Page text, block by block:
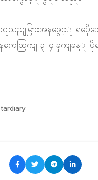
ျသညျမြားအနဖွေင့ျ ရပေိုသ
နကေထြကျ ၃-၄ ခှကျခန့ျ